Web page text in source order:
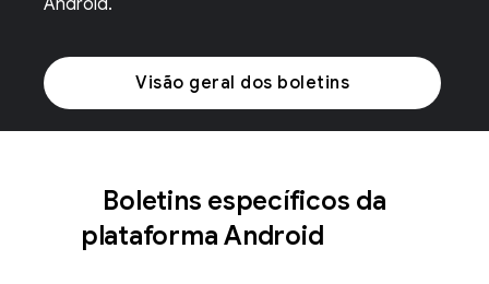
Android.
Visão geral dos boletins
Boletins específicos da
plataforma Android